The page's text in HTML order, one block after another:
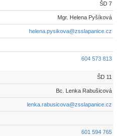
ŠD 7
Mgr. Helena Pyšíková
helena.pysikova@zsslapanice.cz
604 573 813
ŠD 11
Bc. Lenka Rabušicová
lenka.rabusicova@zsslapanice.cz
601 594 765